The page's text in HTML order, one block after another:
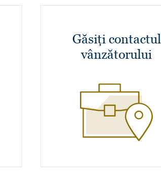
Găsiți contactul
vânzătorului